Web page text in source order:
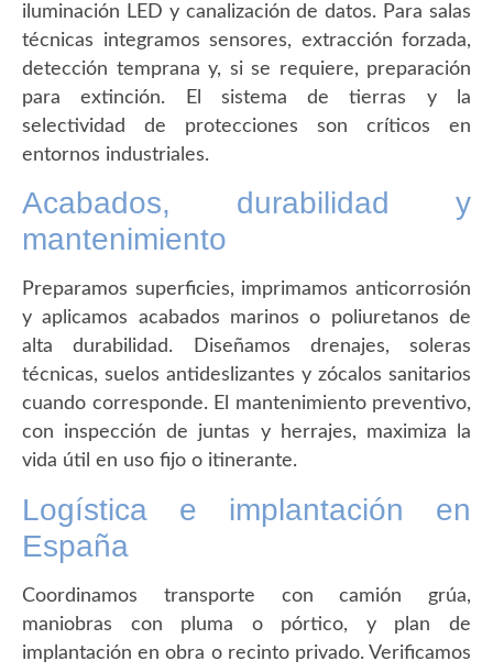
iluminación LED y canalización de datos. Para salas
técnicas integramos sensores, extracción forzada,
detección temprana y, si se requiere, preparación
para extinción. El sistema de tierras y la
selectividad de protecciones son críticos en
entornos industriales.
Acabados, durabilidad y
mantenimiento
Preparamos superficies, imprimamos anticorrosión
y aplicamos acabados marinos o poliuretanos de
alta durabilidad. Diseñamos drenajes, soleras
técnicas, suelos antideslizantes y zócalos sanitarios
cuando corresponde. El mantenimiento preventivo,
con inspección de juntas y herrajes, maximiza la
vida útil en uso fijo o itinerante.
Logística e implantación en
España
Coordinamos transporte con camión grúa,
maniobras con pluma o pórtico, y plan de
implantación en obra o recinto privado. Verificamos